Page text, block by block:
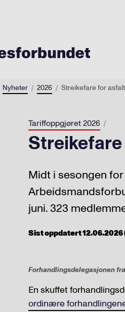
Nyheter 2026 Streikefare for
Tariffoppgjøret 2026
Midt i sesongen
juni. 323
Sist oppdatert 12.06.2026
Forhandlingsdelegasjonen
En skuffet
ordinære